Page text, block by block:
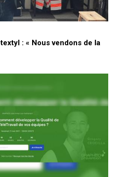
: « Nous vendons de la